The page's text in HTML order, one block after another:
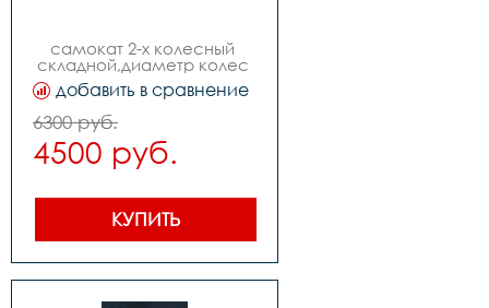
самокат 2-х колесный
складной,диаметр колес
210мм,передний
амортизатор,возраст от 9-
добавить в сравнение
6300 руб.
4500 руб.
КУПИТЬ